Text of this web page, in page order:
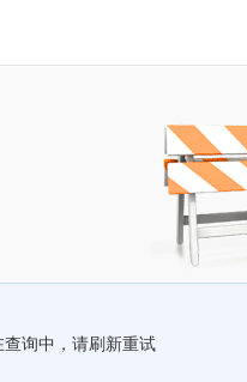
查询中，请刷新重试